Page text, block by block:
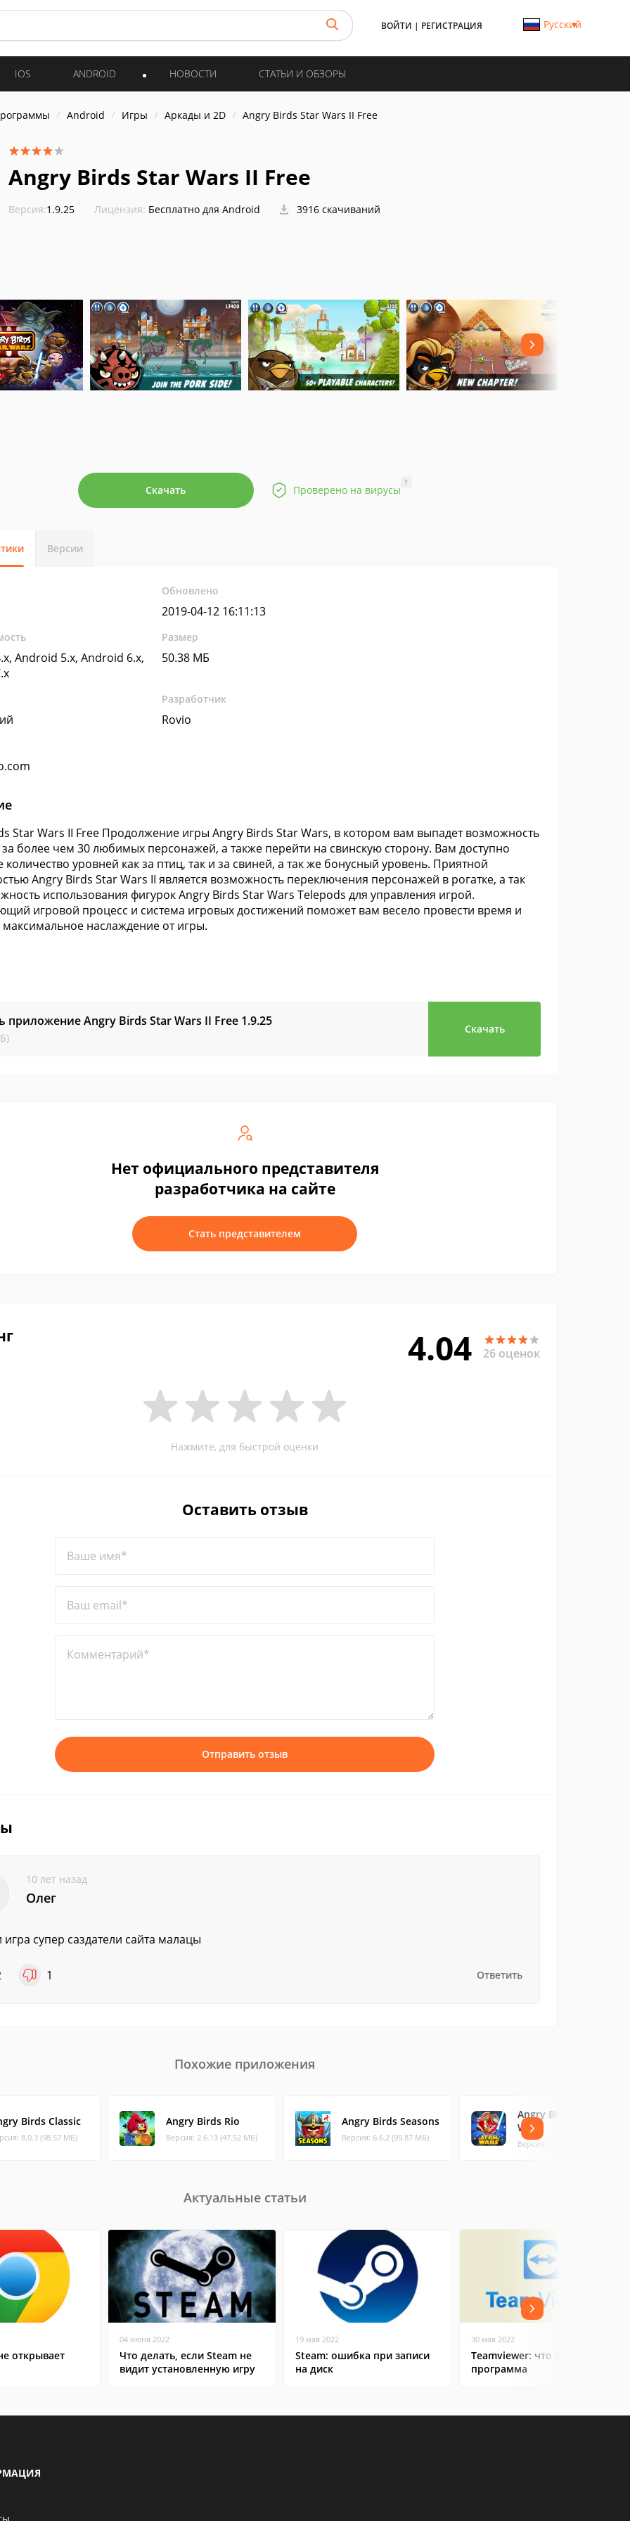
ВОЙТИ | РЕГИСТРАЦИЯ Русский
IOS ANDROID НОВОСТИ СТАТЬИ И ОБЗОРЫ
Android Игры Аркады и 2D Angry Birds Star Wars II Free
Angry Birds Star Wars II Free
Версия:1.9.25 Лицензия: Бесплатно для Android 3916 скачиваний
Скачать Проверено на вирусы
?
Версии
Обновлено
2019-04-12 16:11:13
Android 5.x, Android 6.x,
Размер
50.38 МБ
Разработчик
Rovio
Star Wars II Free Продолжение игры Angry Birds Star Wars, в котором вам выпадет возможность
за более чем 30 любимых персонажей, а также перейти на свинскую сторону. Вам доступно
уровней как за птиц, так и за свиней, а так же бонусный уровень. Приятной
Angry Birds Star Wars II является возможность переключения персонажей в рогатке, а так
использования фигурок Angry Birds Star Wars Telepods для управления игрой.
игровой процесс и система игровых достижений поможет вам весело провести время и
максимальное наслаждение от игры.
приложение Angry Birds Star Wars II Free 1.9.25
Скачать
Нет официального представителя
разработчика на сайте
Стать представителем
4.04 26 оценок
Нажмите, для быстрой оценки
Оставить отзыв
Ваше имя*
Ваш email*
Комментарий*
Отправить отзыв
10 лет назад
Олег
игра супер саздатели сайта малацы
1 Ответить
Похожие приложения
Birds Classic
8.0.3 (98.57 МБ)
Angry Birds Rio
Версия: 2.6.13 (47.52 МБ)
Angry Birds Seasons
Версия: 6.6.2 (99.87 МБ)
Angry Birds Star
Wars
Версия: 1.5.13 (45.06 МБ)
Актуальные статьи
открывает
04 июня 2022
Что делать, если Steam не
видит установленную игру
19 мая 2022
Steam: ошибка при записи
на диск
30 мая 2022
Teamviewer: что это за
программа